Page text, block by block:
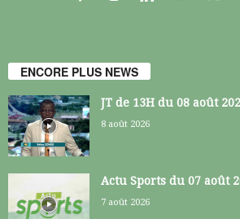
ENCORE PLUS NEWS
JT de 13H du 08 août
8 août 2026
Actu Sports du 07 août
7 août 2026